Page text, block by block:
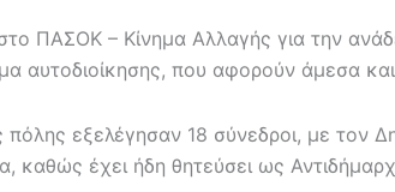
ΠΑΣΟΚ – Κίνημα Αλλαγής για την
αυτοδιοίκησης, που αφορούν άμεσα
εξελέγησαν 18 σύνεδροι, με τον
καθώς έχει ήδη θητεύσει ως